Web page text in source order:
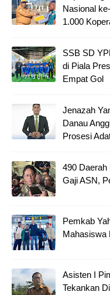
Nasional
1.000
SSB SD
di Piala
Empat Gol
Jenazah
Danau
Prosesi
490 Daerah
Gaji ASN,
Pemkab
Mahasiswa
Asisten I
Tekankan